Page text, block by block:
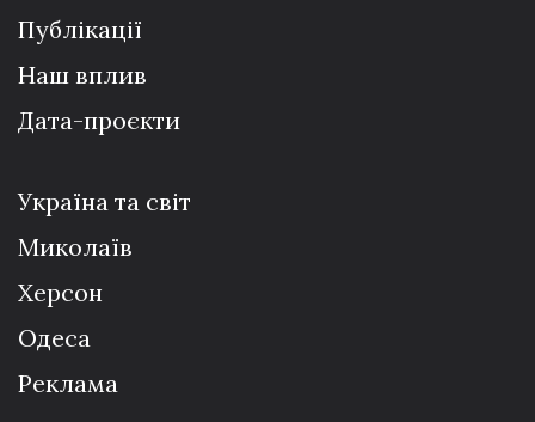
Публікації
Наш вплив
Дата-проєкти
Україна та світ
Миколаїв
Херсон
Одеса
Реклама